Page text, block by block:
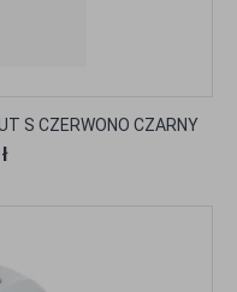
S CZERWONO CZARNY